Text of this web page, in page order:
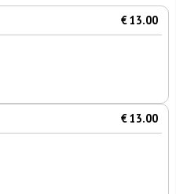
€ 13.00
€ 13.00